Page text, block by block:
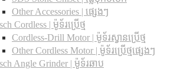
Other Accessories | ផ្សេងៗ
Cordless | ម៉ូទ័រប្រើថ្ម
Cordless-Drill Motor | ម៉ូទ័រស្វានប្រើថ្ម
Other Cordless Motor | ម៉ូទ័រប្រើថ្មផ្សេងៗ
Angle Grinder | ម៉ូទ័រឆាប